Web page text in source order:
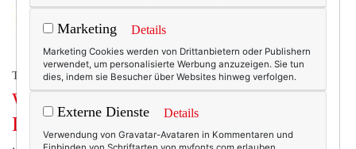
TEXTERELLA PERSÖNLICH.
Weihnachten 2020: Lasst uns das
Leben feiern!
Marketing Details
Marketing Cookies werden von Drittanbietern oder Publishern
verwendet, um personalisierte Werbung anzuzeigen. Sie tun
dies, indem sie Besucher über Websites hinweg verfolgen.
Externe Dienste Details
Verwendung von Gravatar-Avataren in Kommentaren und